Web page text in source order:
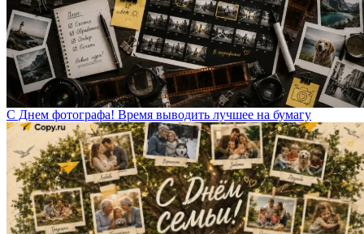
С Днем фотографа! Время выводить лучшее на бумагу